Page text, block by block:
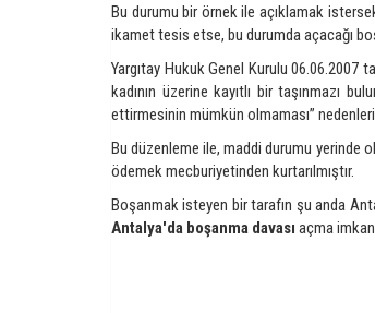
Bu durumu bir örnek ile açıklamak
ikamet tesis etse, bu durumda açacağı
Yargıtay Hukuk Genel Kurulu 06.06.2007
kadının üzerine kayıtlı bir taşınmazı
ettirmesinin mümkün olmaması”
Bu düzenleme ile, maddi durumu yerinde
ödemek mecburiyetinden kurtarılmıştır.
Boşanmak isteyen bir tarafın şu anda
Antalya'da boşanma davası açma